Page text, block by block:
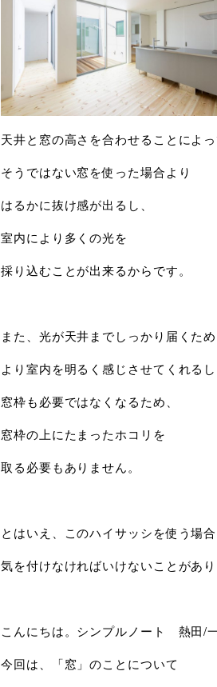
天井と窓の高さを合わせることによっ
そうではない窓を使った場合より
はるかに抜け感が出るし、
室内により多くの光を
採り込むことが出来るからです。
また、光が天井までしっかり届くため
より室内を明るく感じさせてくれるし
窓枠も必要ではなくなるため、
窓枠の上にたまったホコリを
取る必要もありません。
とはいえ、このハイサッシを使う場合
気を付けなければいけないことがあり
こんにちは。シンプルノート 熱田/
今回は、「窓」のことについて